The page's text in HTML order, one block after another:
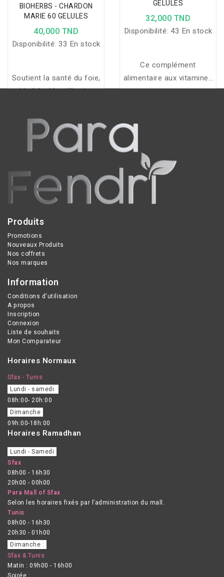
BIOHERBS - CHARDON
MARIE 60 GELULES
40,000 TND
Disponibilité: 33 En stock
Soutient la santé du foie,
aide à la détoxification,
soutient la digestion et la
santé de la peau avec
400 mg d'extrait de
Chardon Marie.
GELULES
32,000 TND
Disponibilité: 43 En stock
Ce complément
alimentaire aux vitamines
et minéraux soutient le
système immunitaire, la
peau, la vision et réduit la
fatigue.
Produits
Promotions
Nouveaux Produits
Nos coffrets
Nos marques
Information
Conditions d'utilisation
A propos
Inscription
Connexion
Liste de souhaits
Mon Comparateur
Horaires Normaux
Sfax - Tunis
Lundi - samedi
08h:00- 20h:00
Dimanche
09h:00-18h:00
Horaires Ramadhan
Lundi - Samedi
Sfax
08h00 - 16h30
20h00 - 00h00
Para Mall of Sfax
Selon les horaires fixés par l’administration du mall.
Tunis
08h00 - 16h30
20h30 - 01h00
Dimanche :
Sfax & Tunis
Matin : 09h00 - 16h00